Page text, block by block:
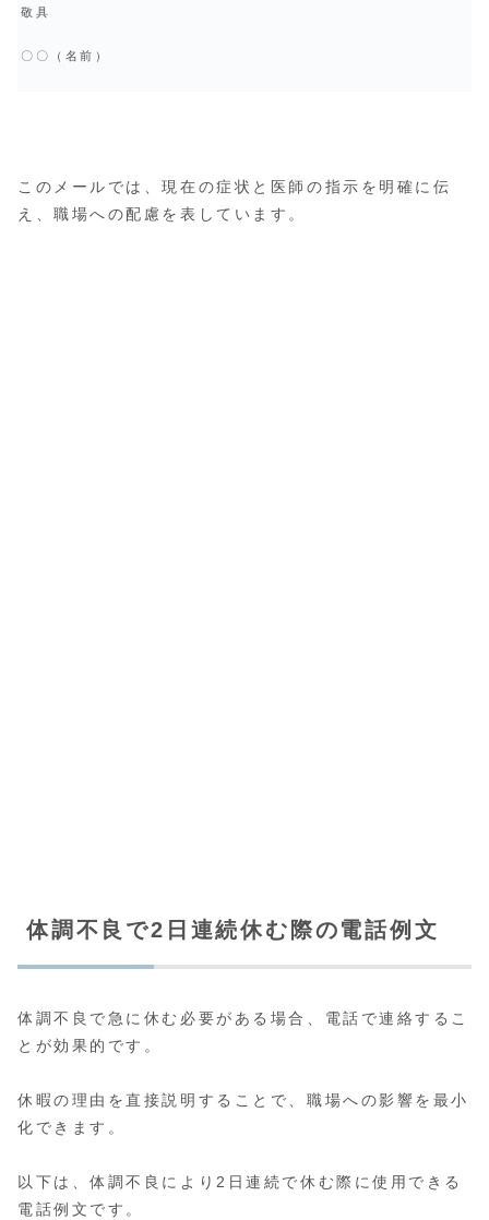
敬具
〇〇（名前）
このメールでは、現在の症状と医師の指示を明確に伝
え、職場への配慮を表しています。
体調不良で2日連続休む際の電話例文
体調不良で急に休む必要がある場合、電話で連絡するこ
とが効果的です。
休暇の理由を直接説明することで、職場への影響を最小
化できます。
以下は、体調不良により2日連続で休む際に使用できる
電話例文です。